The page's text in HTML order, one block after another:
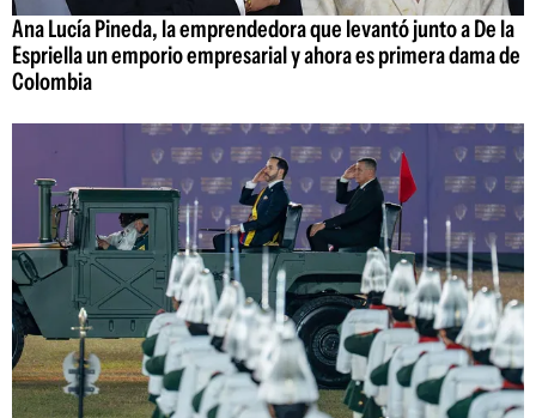
Ana Lucía Pineda, la emprendedora que levantó junto a De la
Espriella un emporio empresarial y ahora es primera dama de
Colombia